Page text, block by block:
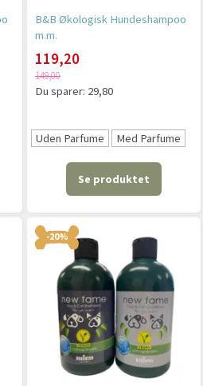
B&B Økologisk Hundeshampoo
m.m.
119,20
149,00
Du sparer: 29,80
Uden Parfume Med Parfume
Se produktet
-20%